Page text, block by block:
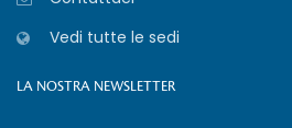
Vedi tutte le sedi
LA NOSTRA NEWSLETTER